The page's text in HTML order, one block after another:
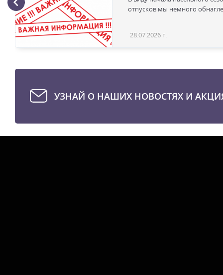
отпусков мы немного
28.07.2026 г.
УЗНАЙ О НАШИХ НОВОСТЯХ И